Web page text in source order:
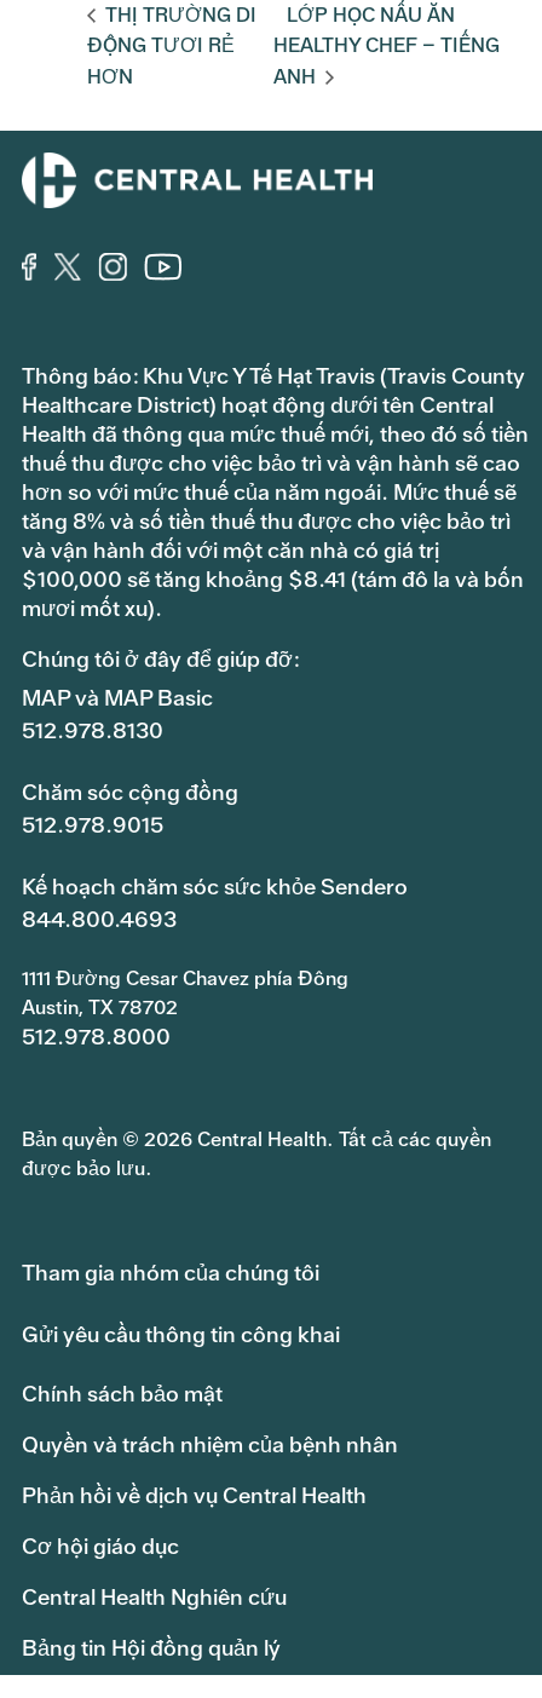
THỊ TRƯỜNG DI
ĐỘNG TƯƠI RẺ
HƠN
LỚP HỌC NẤU ĂN
HEALTHY CHEF – TIẾNG
ANH
Thông báo: Khu Vực Y Tế Hạt Travis (Travis County
Healthcare District) hoạt động dưới tên Central
Health đã thông qua mức thuế mới, theo đó số tiền
thuế thu được cho việc bảo trì và vận hành sẽ cao
hơn so với mức thuế của năm ngoái. Mức thuế sẽ
tăng 8% và số tiền thuế thu được cho việc bảo trì
và vận hành đối với một căn nhà có giá trị
$100,000 sẽ tăng khoảng $8.41 (tám đô la và bốn
mươi mốt xu).
Chúng tôi ở đây để giúp đỡ:
MAP và MAP Basic
512.978.8130
Chăm sóc cộng đồng
512.978.9015
Kế hoạch chăm sóc sức khỏe Sendero
844.800.4693
1111 Đường Cesar Chavez phía Đông
Austin, TX 78702
512.978.8000
Bản quyền © 2026 Central Health. Tất cả các quyền
được bảo lưu.
Tham gia nhóm của chúng tôi
Gửi yêu cầu thông tin công khai
Chính sách bảo mật
Quyền và trách nhiệm của bệnh nhân
Phản hồi về dịch vụ Central Health
Cơ hội giáo dục
Central Health Nghiên cứu
Bảng tin Hội đồng quản lý